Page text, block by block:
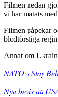
Filmen nedan
vi har matats
Filmen påpekar
blodtörstiga
Annat om
NATO:s Stay
Nya bevis att